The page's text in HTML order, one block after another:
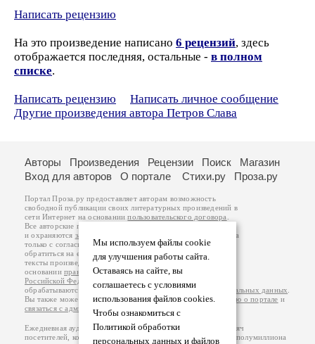
Написать рецензию
На это произведение написано 6 рецензий, здесь
отображается последняя, остальные - в полном
списке.
Написать рецензию
Написать личное сообщение
Другие произведения автора Петров Слава
Мы используем файлы cookie
для улучшения работы сайта.
Оставаясь на сайте, вы
соглашаетесь с условиями
использования файлов cookies.
Чтобы ознакомиться с
Политикой обработки
персональных данных и файлов
Авторы Произведения Рецензии Поиск
Магазин
Вход для авторов
О портале Стихи.ру Проза.ру
Портал Проза.ру предоставляет авторам возможность
свободной публикации своих литературных произведений в
сети Интернет на основаниипользовательского договора
Все авторские права на произведения принадлежат авторам
и охраняются законом
. Перепечатка произведений возможна
только с согласия его автора, к которому вы можете
обратиться на его авторской странице. Ответственность за
тексты произведений авторы несут самостоятельно на
основанииправил публикацииизаконодательства
Российской Федерации
обрабатываются на основанииПолитики обработки персональных данных
Вы также можете посмотреть более подробнуюинформацию о портале и
связаться с администрацией
Ежедневная аудитория портала Проза.ру – порядка 100 тысяч
посетителей, которые в общей сумме просматривают более полумиллиона